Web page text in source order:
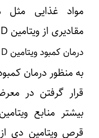
مواد غذایی
مقادیری از ویتامین D را برای بدن تامین کرد.
درمان کمبود ویتامین D
قرار گرفتن در
بیشتر منابع
قرص ویتامین دی از